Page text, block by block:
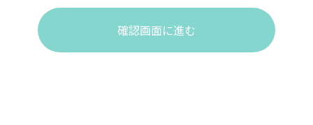
確認画面に進む